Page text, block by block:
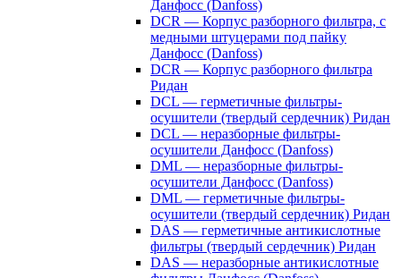
Данфосс (Danfoss)
DCR — Корпус разборного фильтра, с
медными штуцерами под пайку
Данфосс (Danfoss)
DCR — Корпус разборного фильтра
Ридан
DCL — герметичные фильтры-
осушители (твердый сердечник) Ридан
DCL — неразборные фильтры-
осушители Данфосс (Danfoss)
DML — неразборные фильтры-
осушители Данфосс (Danfoss)
DML — герметичные фильтры-
осушители (твердый сердечник) Ридан
DAS — герметичные антикислотные
фильтры (твердый сердечник) Ридан
DAS — неразборные антикислотные